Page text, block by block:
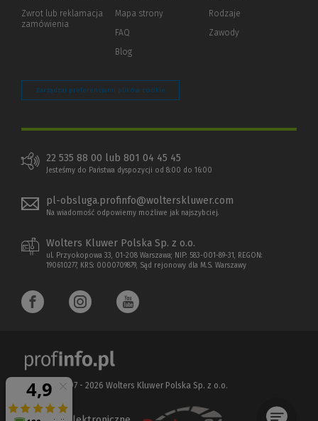
innej
Zwrot lub reklamacja
zamówienia
Mapa strony
FAQ
Blog
Rodzaje
Zawody
Zarządzaj preferencjami plików cookie
22 535 88 00 lub 801 04 45 45
Jesteśmy do Państwa dyspozycji od 8:00 do 16:00
pl-obsluga.profinfo@wolterskluwer.com
Na wiadomość odpowiemy możliwe jak najszybciej.
Wolters Kluwer Polska Sp. z o.o.
ul. Przyokopowa 33, 01-208 Warszawa; NIP: 583-001-89-31, REGON:
190610277, KRS: 0000709879, Sąd rejonowy dla M.S. Warszawy
Copyright 1997 - 2026 Wolters Kluwer Polska Sp. z o.o.